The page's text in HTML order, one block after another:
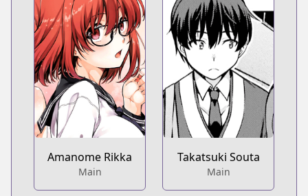
Amanome Rikka
Main
Takatsuki Souta
Main